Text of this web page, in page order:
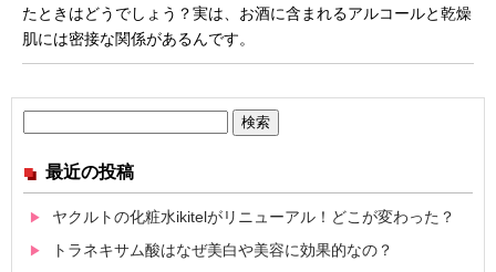
たときはどうでしょう？実は、お酒に含まれるアルコールと乾燥
肌には密接な関係があるんです。
最近の投稿
ヤクルトの化粧水ikitelがリニューアル！どこが変わった？
トラネキサム酸はなぜ美白や美容に効果的なの？